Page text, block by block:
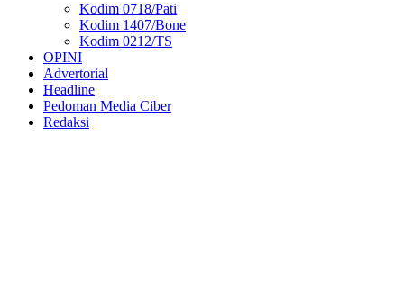
Kodim 0718/Pati
Kodim 1407/Bone
Kodim 0212/TS
OPINI
Advertorial
Headline
Pedoman Media Ciber
Redaksi